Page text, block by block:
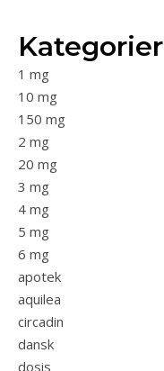
Kategorier
1 mg
10 mg
150 mg
2 mg
20 mg
3 mg
4 mg
5 mg
6 mg
apotek
aquilea
circadin
dansk
dosis